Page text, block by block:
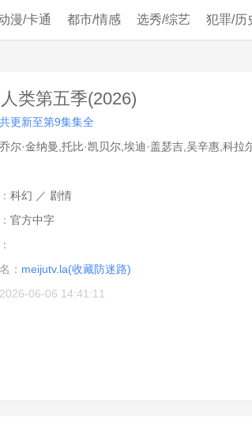
漫/卡通 都市/情感 选秀/综艺 犯罪/历
类第五季(2026)
共更新至第9集集全
乔尔·金纳曼,托比·凯贝尔,埃迪·盖瑟吉,吴辛惠,科拉
科幻 ／ 剧情
官方中字
： meijutv.la(收藏防迷路)
2026-06-06 14:41:11